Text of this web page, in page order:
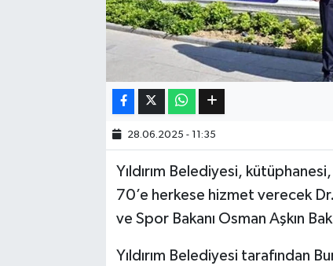
28.06.2025 - 11:35
Yıldırım Belediyesi,
70’e herkese hizmet verecek
ve Spor Bakanı Osman Aşkın
Yıldırım Belediyesi tarafından
Bilim, Teknoloji